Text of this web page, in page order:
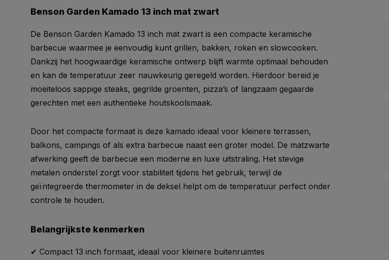
Benson Garden Kamado 13 inch mat zwart
De Benson Garden Kamado 13 inch mat zwart is een compacte keramische
barbecue waarmee je eenvoudig kunt grillen, bakken, roken en slowcooken.
Dankzij het hoogwaardige keramische ontwerp blijft warmte optimaal behouden
en kan de temperatuur zeer nauwkeurig geregeld worden. Hierdoor bereid je
moeiteloos sappige steaks, gegrilde groenten, pizza’s of langzaam gegaarde
gerechten met een authentieke houtskoolsmaak.
Door het compacte formaat is deze kamado ideaal voor kleinere terrassen,
balkons, campings of als extra barbecue naast een groter model. De matzwarte
afwerking geeft de barbecue een moderne en luxe uitstraling. Het stevige
metalen onderstel zorgt voor stabiliteit tijdens het gebruik, terwijl de
geïntegreerde thermometer in de deksel helpt om de temperatuur perfect onder
controle te houden.
Belangrijkste kenmerken
✔ Compact 13 inch formaat, ideaal voor kleinere buitenruimtes